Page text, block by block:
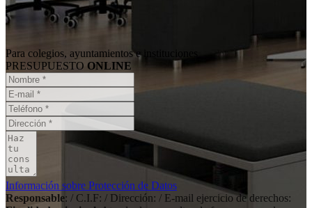
Para colegios, ayuntamientos e instituciones
PRESUPUESTO ONLINE
Información sobre Protección de Datos
Responsable: / C.I.F: / Dirección: / E-mail ejercicio de derechos: